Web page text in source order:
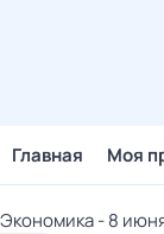
Главная Моя
Экономика - 8